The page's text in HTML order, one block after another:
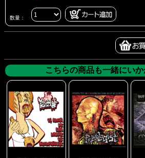
数量：
こちらの商品も一緒にいか